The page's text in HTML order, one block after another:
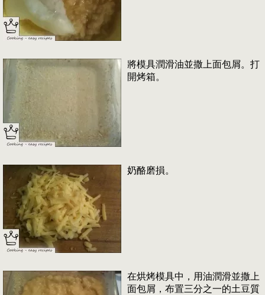
將模具潤滑油並撒上面包屑。打
開烤箱。
奶酪磨損。
在烘烤模具中，用油潤滑並撒上
面包屑，布置三分之一的土豆質